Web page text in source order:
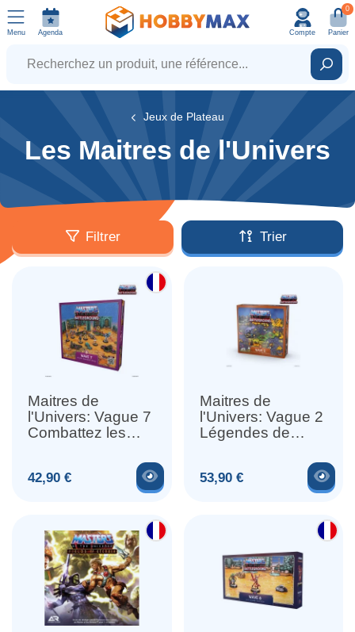
Menu Agenda Compte
0
Panier
Recherchez un produit, une référence...
Jeux de Plateau
Les Maitres de l'Univers
Filtrer Trier
Maitres de
l'Univers: Vague 7
Combattez les
Prix
42,90 € Voir le produit
Maitres de
l'Univers: Vague 2
Légendes de
Prix
53,90 €